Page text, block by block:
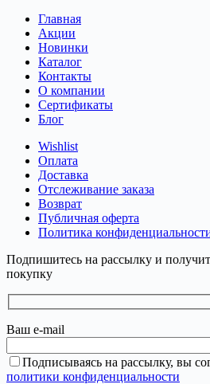
Главная
Акции
Новинки
Каталог
Контакты
О компании
Сертификаты
Блог
Wishlist
Оплата
Доставка
Отслеживание заказа
Возврат
Публичная оферта
Политика
Подпишитесь на рассылку и
покупку
Ваш e-mail
Подписываясь на рассылку, вы
политики конфиденциальности